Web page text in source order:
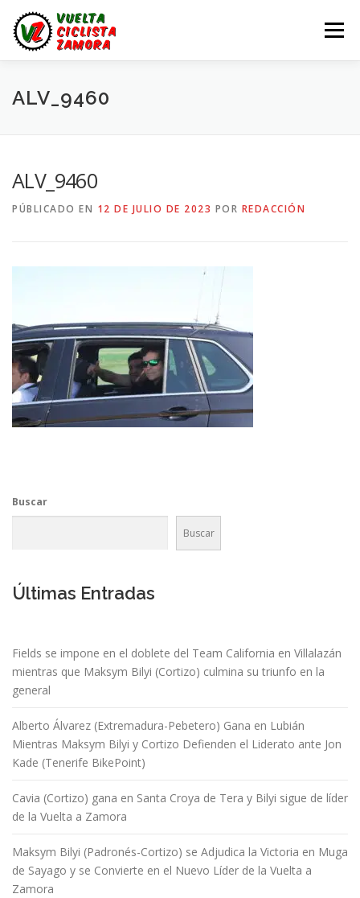
contenido
Menú
LA VUELTA ZAMORA
ALV_9460
ALV_9460
PÚBLICADO EN 12 DE JULIO DE 2023 POR REDACCIÓN
Buscar
Buscar
Últimas Entradas
Fields se impone en el doblete del Team California en Villalazán
mientras que Maksym Bilyi (Cortizo) culmina su triunfo en la
general
Alberto Álvarez (Extremadura-Pebetero) Gana en Lubián
Mientras Maksym Bilyi y Cortizo Defienden el Liderato ante Jon
Kade (Tenerife BikePoint)
Cavia (Cortizo) gana en Santa Croya de Tera y Bilyi sigue de líder
de la Vuelta a Zamora
Maksym Bilyi (Padronés-Cortizo) se Adjudica la Victoria en Muga
de Sayago y se Convierte en el Nuevo Líder de la Vuelta a
Zamora